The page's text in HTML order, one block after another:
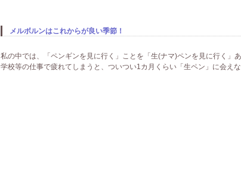
メルボルンはこれからが良い季節！
私の中では、「ペンギンを見に行く」ことを「生(ナマ)ペンを見に行く」
学校等の仕事で疲れてしまうと、ついつい1カ月くらい「生ペン」に会え